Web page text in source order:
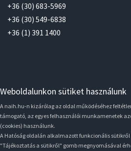
+36 (30) 683-5969
+36 (30) 549-6838
+36 (1) 391 1400
Weboldalunkon sütiket használunk
A naih.hu-n kizárólag az oldal működéséhez
támogató, az egyes felhasználói munkamenetek
(cookies) használunk.
A Hatóság oldalán alkalmazott funkcionális sütikről
"Tájékoztatás a sütikről" gomb megnyomásával